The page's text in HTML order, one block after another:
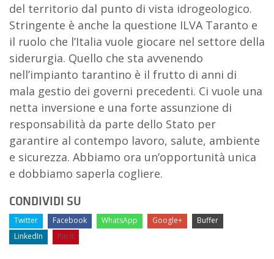
del territorio dal punto di vista idrogeologico.
Stringente è anche la questione ILVA Taranto e
il ruolo che l’Italia vuole giocare nel settore della
siderurgia. Quello che sta avvenendo
nell’impianto tarantino è il frutto di anni di
mala gestio dei governi precedenti. Ci vuole una
netta inversione e una forte assunzione di
responsabilità da parte dello Stato per
garantire al contempo lavoro, salute, ambiente
e sicurezza. Abbiamo ora un’opportunità unica
e dobbiamo saperla cogliere.
CONDIVIDI SU
Twitter Facebook WhatsApp Google+
Buffer
LinkedIn
Pin It